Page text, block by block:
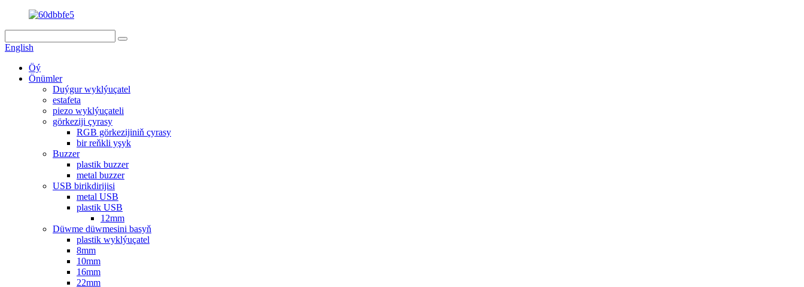
English
Öý
Önümler
Duýgur wyklýuçatel
estafeta
piezo wyklýuçateli
görkeziji çyrasy
RGB görkezijiniň çyrasy
bir reňkli yşyk
Buzzer
plastik buzzer
metal buzzer
USB birikdirijisi
metal USB
plastik USB
12mm
Düwme düwmesini basyň
plastik wyklýuçatel
8mm
10mm
16mm
22mm